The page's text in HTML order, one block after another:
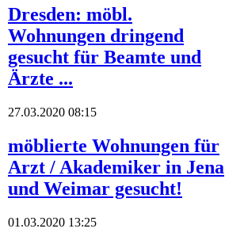
Dresden: möbl.
Wohnungen dringend
gesucht für Beamte und
Ärzte ...
27.03.2020 08:15
möblierte Wohnungen für
Arzt / Akademiker in Jena
und Weimar gesucht!
01.03.2020 13:25